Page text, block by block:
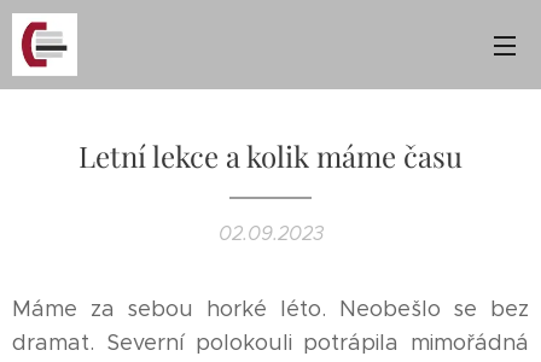
Letní lekce a kolik máme času
02.09.2023
Máme za sebou horké léto. Neobešlo se bez
dramat. Severní polokouli potrápila mimořádná